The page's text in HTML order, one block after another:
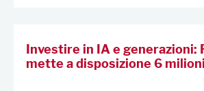
Investire in IA e generazioni:
mette a disposizione 6